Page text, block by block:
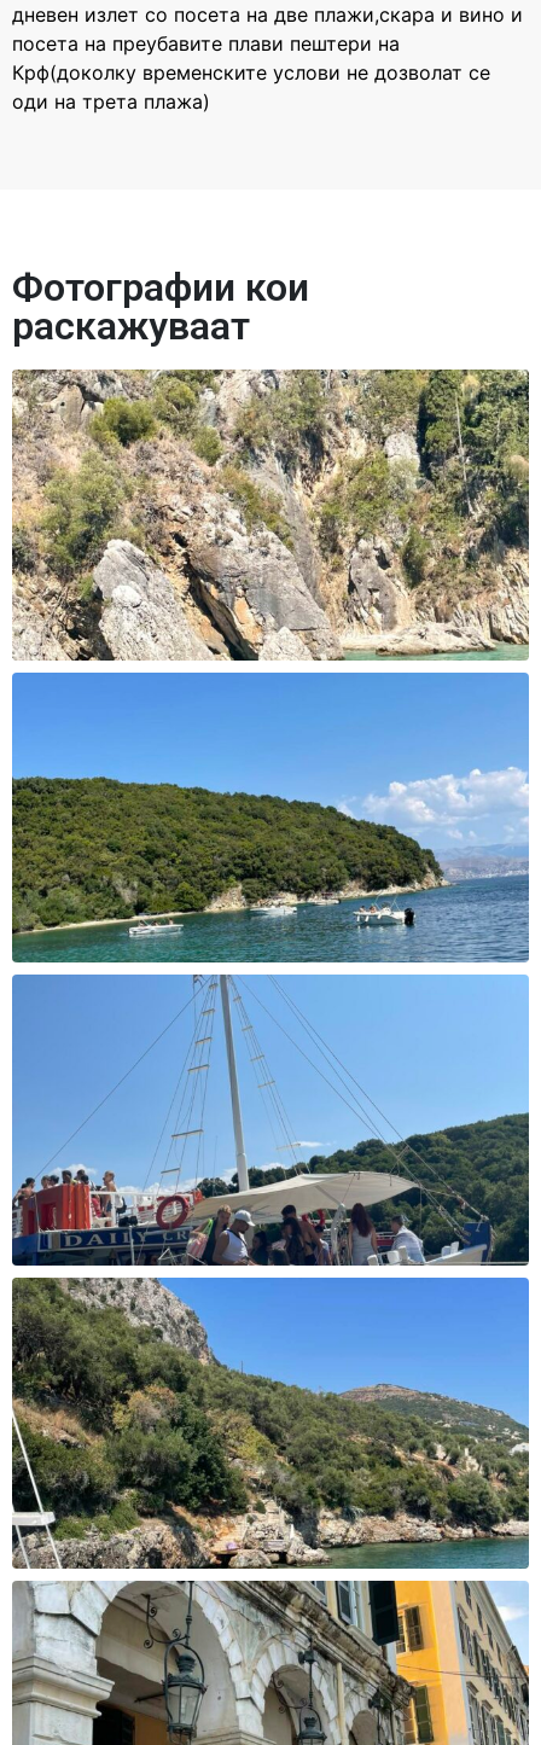
дневен излет со посета на две плажи,скара и вино и
посета на преубавите плави пештери на
Крф(доколку временските услови не дозволат се
оди на трета плажа)
Фотографии кои
раскажуваат